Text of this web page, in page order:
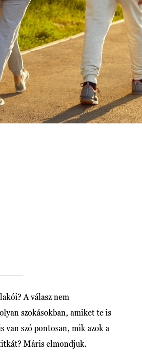
A válasz nem
szokásokban, amiket te is
szó pontosan, mik azok a
Máris elmondjuk.